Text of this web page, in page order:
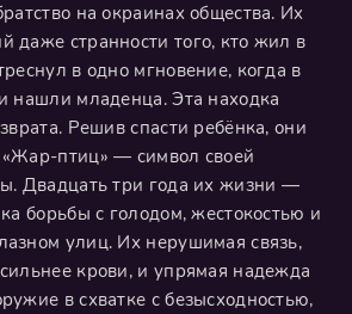
на окраинах общества. Их
странности того, кто жил в
в одно мгновение, когда в
нашли младенца. Эта находка
Решив спасти ребёнка, они
птиц» — символ своей
Двадцать три года их жизни —
борьбы с голодом, жестокостью и
улиц. Их нерушимая связь,
крови, и упрямая надежда
в схватке с безысходностью,